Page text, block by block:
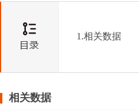
1.相关数据
相关数据